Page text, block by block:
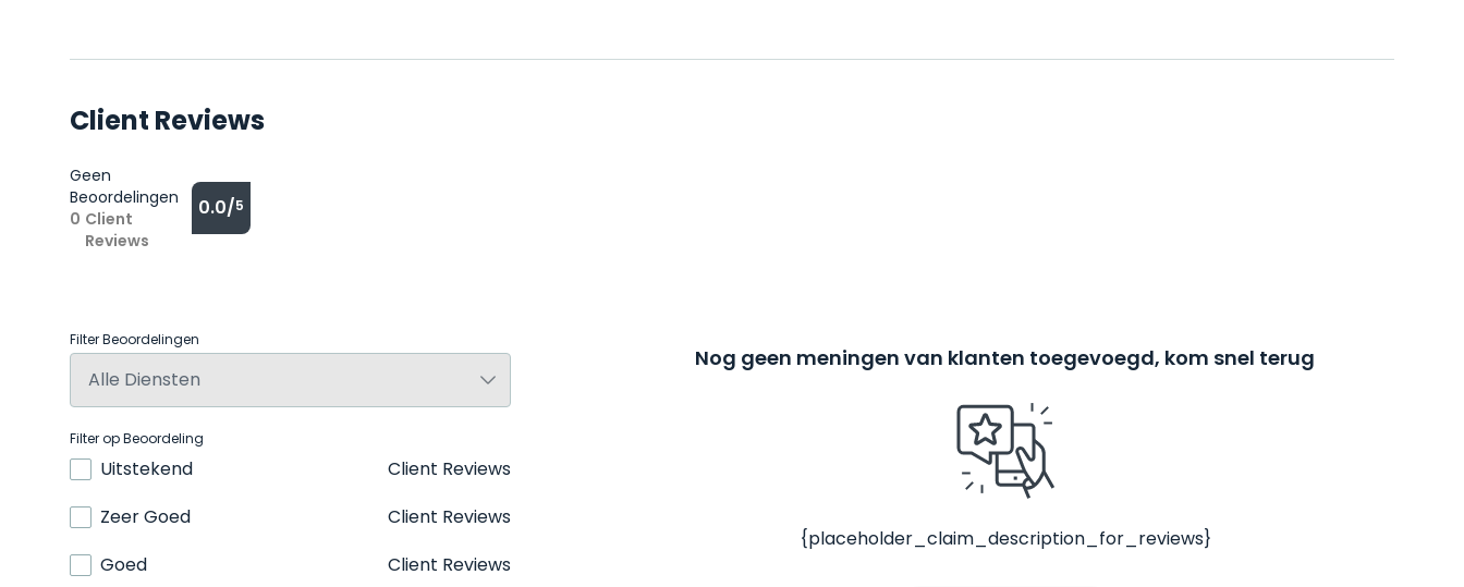
Client Reviews
Geen
Beoordelingen
0 Client
Reviews
0.0/5
Filter Beoordelingen
Filter op Beoordeling
Uitstekend
Client Reviews
Zeer Goed
Client Reviews
Goed
Client Reviews
Nog geen meningen van klanten toegevoegd, kom snel terug
{placeholder_claim_description_for_reviews}